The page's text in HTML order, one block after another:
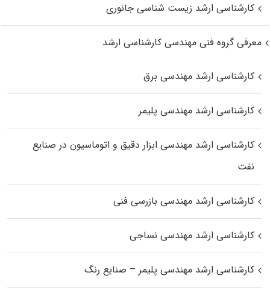
کارشناسی ارشد زیست‌ شناسی جانوری
معرفی گروه فنی مهندسی کارشناسی ارشد
کارشناسی ارشد مهندسی برق
کارشناسی ارشد مهندسی پلیمر
کارشناسی ارشد مهندسی ابزار دقیق و اتوماسیون در صنایع
نفت
کارشناسی ارشد مهندسی بازرسی فنی
کارشناسی ارشد مهندسی نساجی
کارشناسی ارشد مهندسی پلیمر – صنایع رنگ